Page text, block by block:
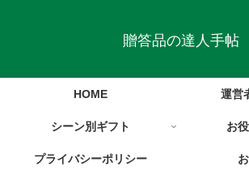
贈答品の達人手帖
HOME 運営
シーン別ギフト お
プライバシーポリシー